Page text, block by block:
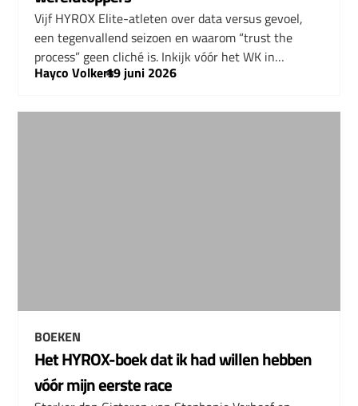
Vijf HYROX Elite-atleten over data versus gevoel,
een tegenvallend seizoen en waarom “trust the
process” geen cliché is. Inkijk vóór het WK in…
Hayco Volkers
–
19 juni 2026
BOEKEN
Het HYROX-boek dat ik had willen hebben
vóór mijn eerste race